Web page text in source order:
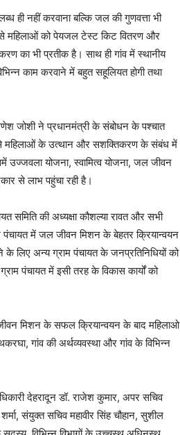
ही नहीं करवाना बल्कि जल की गुणवत्ता भी
से महिलाओं को पेयजल टेस्ट किट वितरण और
का भी प्रतीक है। साथ ही गांव में स्थानीय
काम करवाने में बहुत सहूलियत होगी तथा
जोशी ने प्रधानमंत्री के संबोधन के पश्चात
से महिलाओं के उत्थान और सशक्तिकरण के संबंध में
योजना, स्वामित्व योजना, जल जीवन
से लाभ पहुंचा रही है।
समिति की अध्यक्षा कौशल्या रावत और सभी
में जल जीवन मिशन के बेहतर क्रियान्वयन
के लिए अन्य ग्राम पंचायत के जनप्रतिनिधियों को
पंचायत में इसी तरह के विकास कार्यों को
मिशन के सफल क्रियान्वयन के बाद महिलाओ
गांव की अर्थव्यवस्था और गांव के विभिन्न
देहरादून डॉ. राजेश कुमार, अपर सचिव
संयुक्त सचिव महावीर सिंह चौहान, सुशील